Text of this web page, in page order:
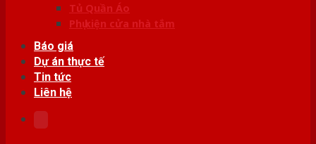
Tủ Quần Áo
Phụ kiện cửa nhà tắm
Báo giá
Dự án thực tế
Tin tức
Liên hệ